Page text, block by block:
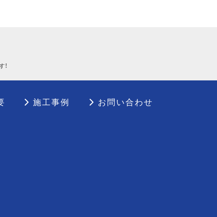
！
施工事例 お問い合わせ